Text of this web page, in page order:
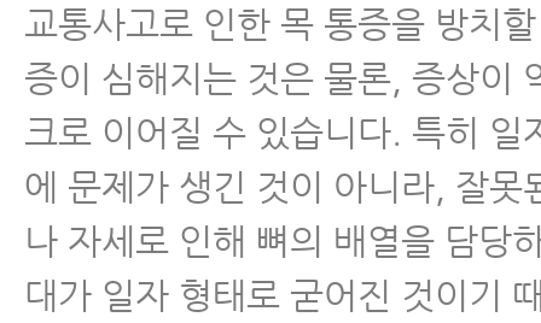
교통사고로 인한 목 통증을 방치
증이 심해지는 것은 물론, 증상이
크로 이어질 수 있습니다. 특히 일
에 문제가 생긴 것이 아니라, 잘못
나 자세로 인해 뼈의 배열을 담당
대가 일자 형태로 굳어진 것이기